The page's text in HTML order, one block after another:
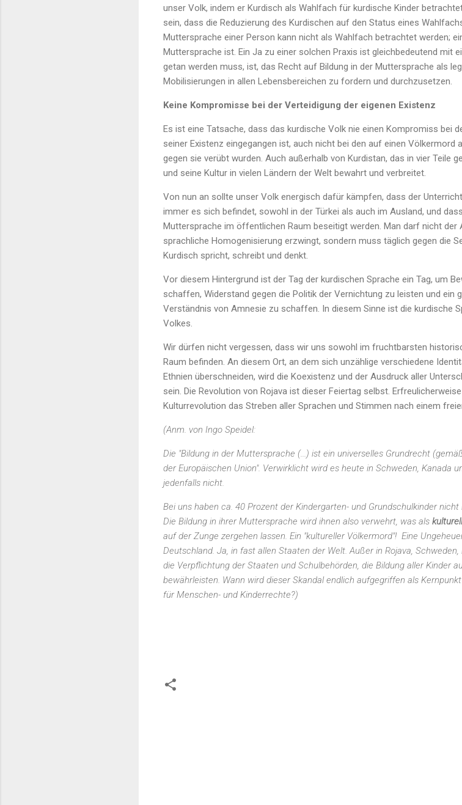
unser Volk, indem er Kurdisch als Wahlfach für kurdische Kinder
sein, dass die Reduzierung des Kurdischen auf den Status eines
Muttersprache einer Person kann nicht als Wahlfach betrachtet werden;
Muttersprache ist. Ein Ja zu einer solchen Praxis ist gleichbedeutend mit
getan werden muss, ist, das Recht auf Bildung in der Muttersprache als
Mobilisierungen in allen Lebensbereichen zu fordern und durchzusetzen.
Keine Kompromisse bei der Verteidigung der eigenen Existenz
Es ist eine Tatsache, dass das kurdische Volk nie einen Kompromiss bei
seiner Existenz eingegangen ist, auch nicht bei den auf einen
gegen sie verübt wurden. Auch außerhalb von Kurdistan, das in vier Teile
und seine Kultur in vielen Ländern der Welt bewahrt und verbreitet.
Von nun an sollte unser Volk energisch dafür kämpfen, dass der
immer es sich befindet, sowohl in der Türkei als auch im Ausland, und
Muttersprache im öffentlichen Raum beseitigt werden. Man darf nicht der
sprachliche Homogenisierung erzwingt, sondern muss täglich gegen die
Kurdisch spricht, schreibt und denkt.
Vor diesem Hintergrund ist der Tag der kurdischen Sprache ein Tag, um
schaffen, Widerstand gegen die Politik der Vernichtung zu leisten und ein
Verständnis von Amnesie zu schaffen. In diesem Sinne ist die kurdische
Volkes.
Wir dürfen nicht vergessen, dass wir uns sowohl im fruchtbarsten
Raum befinden. An diesem Ort, an dem sich unzählige verschiedene
Ethnien überschneiden, wird die Koexistenz und der Ausdruck aller
sein. Die Revolution von Rojava ist dieser Feiertag selbst.
Kulturrevolution das Streben aller Sprachen und Stimmen nach einem
(Anm. von Ingo Speidel:
Die "Bildung in der Muttersprache (...) ist ein universelles Grundrecht
der Europäischen Union". Verwirklicht wird es heute in Schweden, Kanada
jedenfalls nicht.
Bei uns haben ca. 40 Prozent der Kindergarten- und Grundschulkinder
Die Bildung in ihrer Muttersprache wird ihnen also verwehrt, was als
auf der Zunge zergehen lassen. Ein "kultureller Völkermord"! Eine
Deutschland. Ja, in fast allen Staaten der Welt. Außer in Rojava,
die Verpflichtung der Staaten und Schulbehörden, die Bildung aller Kinder
bewährleisten. Wann wird dieser Skandal endlich aufgegriffen als
für Menschen- und Kinderrechte?)